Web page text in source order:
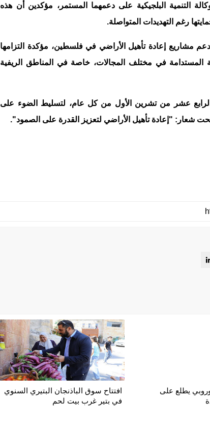
التنمية البلجيكية على دعمهما المستمر، مؤكدين أن هذه
رغم التهديدات المتواصلة.
مشاريع إعادة تأهيل الأراضي في فلسطين، مؤكدة التزامها
المستدامة في مختلف المجالات، خاصة في المناطق الريفية
الرابع عشر من تشرين الأول من كل عام، لتسليط الضوء على
تحت شعار: "إعادة تأهيل الأراضي لتعزيز القدرة على الصمود"
.
افتتاح سوق الباذنجان البتيري السنوي
في بتير غرب بيت لحم
يطلع على